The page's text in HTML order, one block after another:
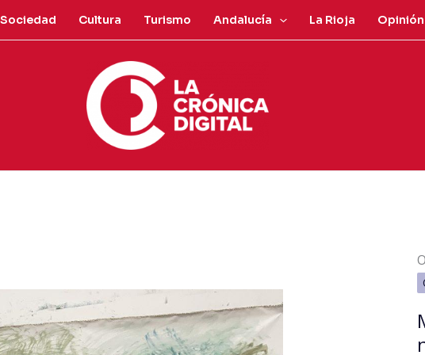
Sociedad Cultura Turismo Andalucía La Rioja Opinión